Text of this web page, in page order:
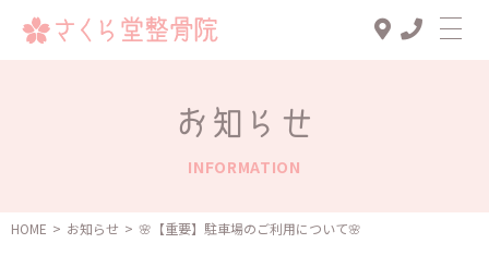
診療メニュー
スタッフ一覧
お知らせ
INFORMATION
HOME > お知らせ > 🌸【重要】駐車場のご利用について🌸